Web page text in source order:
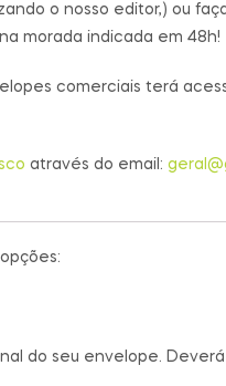
o nosso editor,) ou
morada indicada em 48h!
comerciais terá
através do email:
do seu envelope.